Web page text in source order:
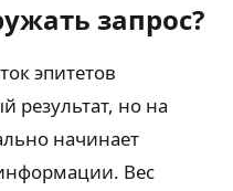
запрос?
эпитетов
результат, но на
начинает
Вес